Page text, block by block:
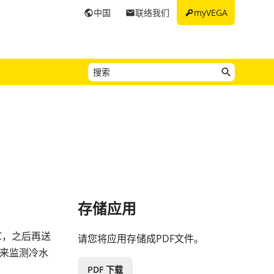
keymyVEGA
email联络我们
public中国
之后再送
监测冷水
存储应用
请您将应用存储成PDF文件。
PDF 下载